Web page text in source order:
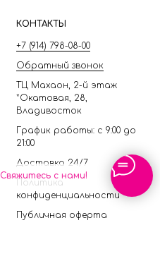
Свяжитесь с нами!
КОНТАКТЫ
+7 (914) 798-08-00
Обратный звонок
ТЦ Махаон, 2-й этаж
*Окатовая, 28,
Владивосток
График работы: с 9:00 до
21:00
Доставка 24/7
Политика
конфиденциальности
Публичная оферта